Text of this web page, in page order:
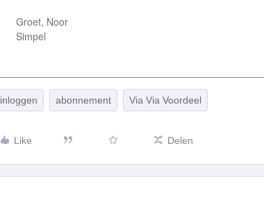
Groet, Noor
Simpel
inloggen abonnement Via Via Voordeel
Like Delen